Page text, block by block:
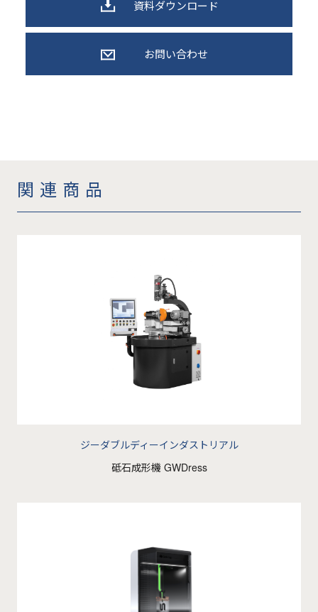
資料ダウンロード
お問い合わせ
関連商品
ジーダブルディーインダストリアル
砥石成形機 GWDress